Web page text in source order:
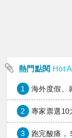
熱門點閱 Hot
1 海外度假、就業、遊
2 專家票選10
3 跑完酸痛，